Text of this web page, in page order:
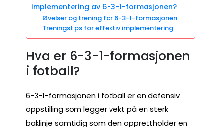
implementering av 6-3-1-formasjonen?
Øvelser og trening for 6-3-1-formasjonen
Treningstips for effektiv implementering
Hva er 6-3-1-formasjonen
i fotball?
6-3-1-formasjonen i fotball er en defensiv
oppstilling som legger vekt på en sterk
baklinje samtidig som den opprettholder en